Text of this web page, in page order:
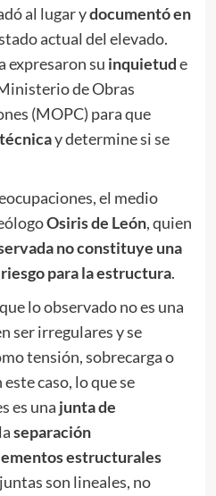
al lugar ydocumentó en
actual del elevado.
expresaron su inquietude
de Obras
(MOPC) para que
y determine si se
el medio
Osiris de León, quien
no constituye una
riesgo para la estructura.
lo observado no es una
ser irregulares y se
tensión, sobrecarga o
caso, lo que se
es una junta de
separación
estructurales
son lineales, no